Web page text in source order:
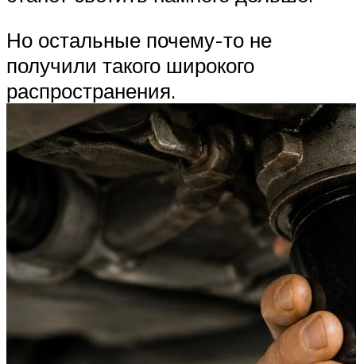
Но остальные почему-то не
получили такого широкого
распространения.